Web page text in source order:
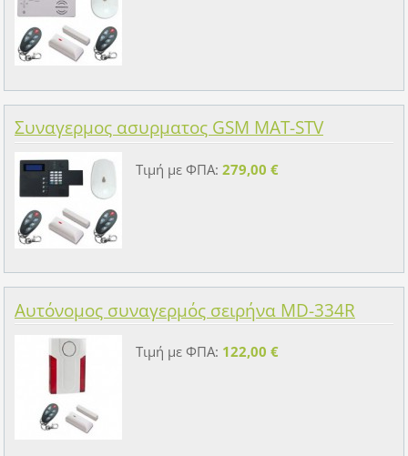
Συναγερμος ασυρματος GSM MAT-STV
Τιμή με ΦΠΑ: 279,00 €
Αυτόνομος συναγερμός σειρήνα MD-334R
Τιμή με ΦΠΑ: 122,00 €